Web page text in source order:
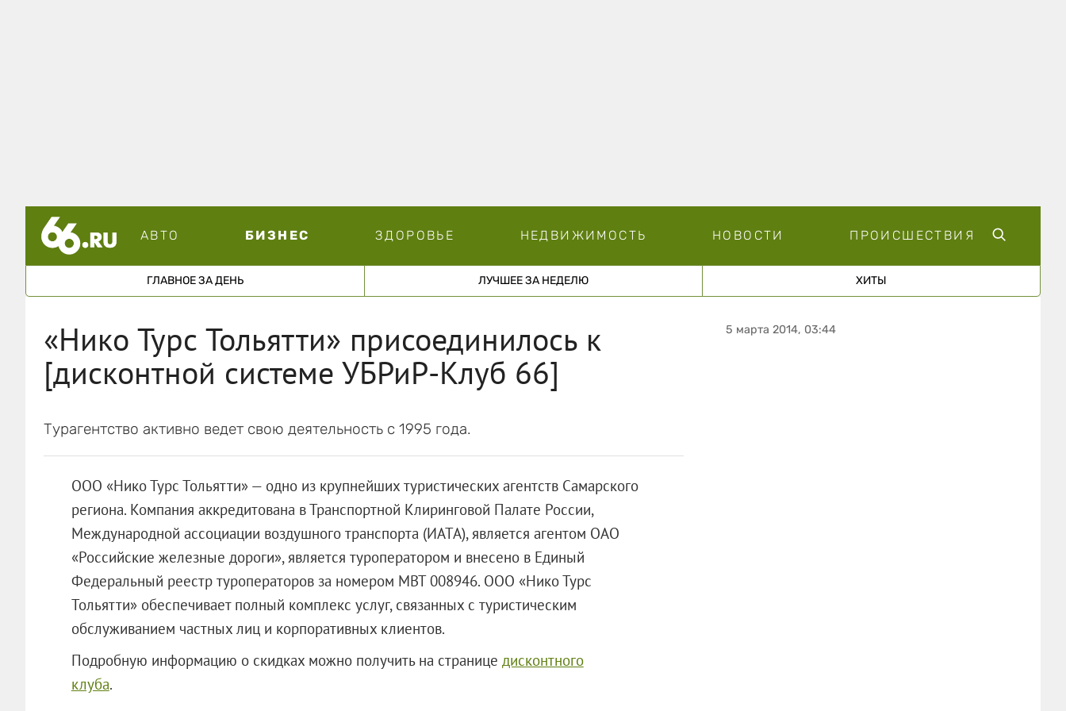
АВТО БИЗНЕС ЗДОРОВЬЕ НЕДВИЖИМОСТЬ НОВОСТИ ПРОИСШЕСТВИЯ
ГЛАВНОЕ ЗА ДЕНЬ ЛУЧШЕЕ ЗА НЕДЕЛЮ ХИТЫ
«Нико Турс Тольятти» присоединилось к
[дисконтной системе УБРиР-Клуб 66]
Турагентство активно ведет свою деятельность с 1995 года.
ООО «Нико Турс Тольятти»— одно из крупнейших туристических агентств Самарского
региона. Компания аккредитована в Транспортной Клиринговой Палате России,
Международной ассоциации воздушного транспорта (ИАТА), является агентом ОАО
«Российские железные дороги», является туроператором и внесено в Единый
Федеральный реестр туроператоров за номером МВТ 008946. ООО «Нико Турс
Тольятти»обеспечивает полный комплекс услуг, связанных с туристическим
обслуживанием частных лиц и корпоративных клиентов.
Подробную информацию о скидках можно получить на странице дисконтного
клуба.
5 марта 2014, 03:44